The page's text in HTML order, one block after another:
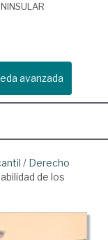
avanzada
/ Derecho
de los